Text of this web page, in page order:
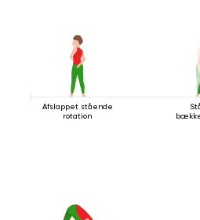
Afslappet stående
rotation